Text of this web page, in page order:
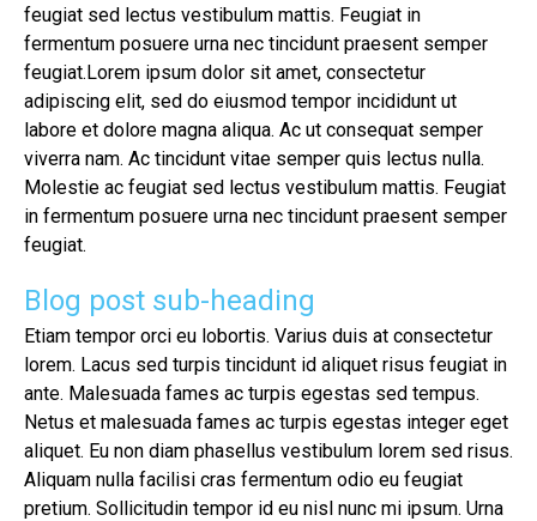
feugiat sed lectus vestibulum mattis. Feugiat in
fermentum posuere urna nec tincidunt praesent semper
feugiat.Lorem ipsum dolor sit amet, consectetur
adipiscing elit, sed do eiusmod tempor incididunt ut
labore et dolore magna aliqua. Ac ut consequat semper
viverra nam. Ac tincidunt vitae semper quis lectus nulla.
Molestie ac feugiat sed lectus vestibulum mattis. Feugiat
in fermentum posuere urna nec tincidunt praesent semper
feugiat.
Blog post sub-heading
Etiam tempor orci eu lobortis. Varius duis at consectetur
lorem. Lacus sed turpis tincidunt id aliquet risus feugiat in
ante. Malesuada fames ac turpis egestas sed tempus.
Netus et malesuada fames ac turpis egestas integer eget
aliquet. Eu non diam phasellus vestibulum lorem sed risus.
Aliquam nulla facilisi cras fermentum odio eu feugiat
pretium. Sollicitudin tempor id eu nisl nunc mi ipsum. Urna